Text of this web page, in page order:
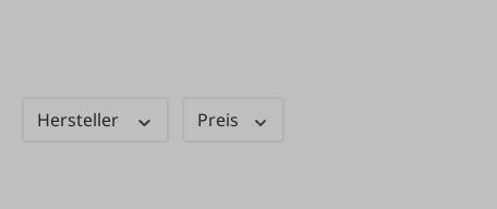
Hersteller Preis